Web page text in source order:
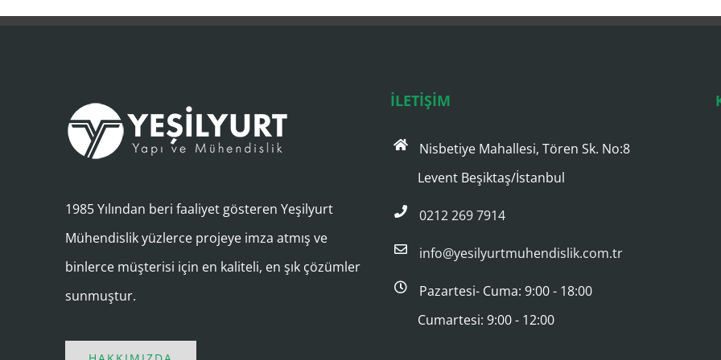
1985 Yılından beri faaliyet gösteren Yeşilyurt
Mühendislik yüzlerce projeye imza atmış ve
binlerce müşterisi için en kaliteli, en şık çözümler
sunmuştur.
İLETİŞİM
Nisbetiye Mahallesi, Tören Sk. No:8
Levent Beşiktaş/İstanbul
0212 269 7914
info@yesilyurtmuhendislik.com.tr
Pazartesi- Cuma: 9:00 - 18:00
Cumartesi: 9:00 - 12:00